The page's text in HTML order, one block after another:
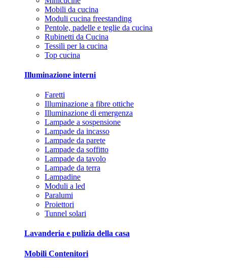
Mobili da cucina
Moduli cucina freestanding
Pentole, padelle e teglie da cucina
Rubinetti da Cucina
Tessili per la cucina
Top cucina
Illuminazione interni
Faretti
Illuminazione a fibre ottiche
Illuminazione di emergenza
Lampade a sospensione
Lampade da incasso
Lampade da parete
Lampade da soffitto
Lampade da tavolo
Lampade da terra
Lampadine
Moduli a led
Paralumi
Proiettori
Tunnel solari
Lavanderia e pulizia della casa
Mobili Contenitori